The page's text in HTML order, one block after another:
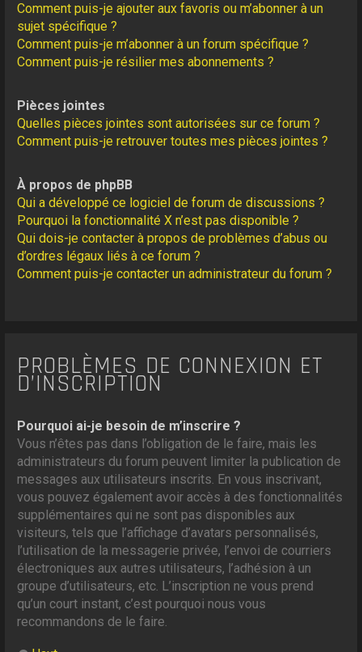
Comment puis-je ajouter aux favoris ou m’abonner à un
sujet spécifique ?
Comment puis-je m’abonner à un forum spécifique ?
Comment puis-je résilier mes abonnements ?
Pièces jointes
Quelles pièces jointes sont autorisées sur ce forum ?
Comment puis-je retrouver toutes mes pièces jointes ?
À propos de phpBB
Qui a développé ce logiciel de forum de discussions ?
Pourquoi la fonctionnalité X n’est pas disponible ?
Qui dois-je contacter à propos de problèmes d’abus ou
d’ordres légaux liés à ce forum ?
Comment puis-je contacter un administrateur du forum ?
PROBLÈMES DE CONNEXION ET
D’INSCRIPTION
Pourquoi ai-je besoin de m’inscrire ?
Vous n’êtes pas dans l’obligation de le faire, mais les
administrateurs du forum peuvent limiter la publication de
messages aux utilisateurs inscrits. En vous inscrivant,
vous pouvez également avoir accès à des fonctionnalités
supplémentaires qui ne sont pas disponibles aux
visiteurs, tels que l’affichage d’avatars personnalisés,
l’utilisation de la messagerie privée, l’envoi de courriers
électroniques aux autres utilisateurs, l’adhésion à un
groupe d’utilisateurs, etc. L’inscription ne vous prend
qu’un court instant, c’est pourquoi nous vous
recommandons de le faire.